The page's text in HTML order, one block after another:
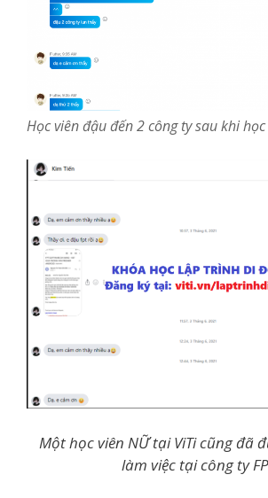
Học viên đậu đến 2 công ty sau khi
Một học viên NỮ tại ViTi cũng đã
làm việc tại công ty